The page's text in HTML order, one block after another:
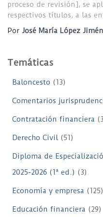
proceso de revisión], se
respectivos títulos, a las
Por José María López
Temáticas
Baloncesto (13)
Comentarios
Contratación financiera
Derecho Civil(51)
Diploma de
2025-2026 (1ª ed.) (3)
Economía y empresa (125)
Educación financiera (29)